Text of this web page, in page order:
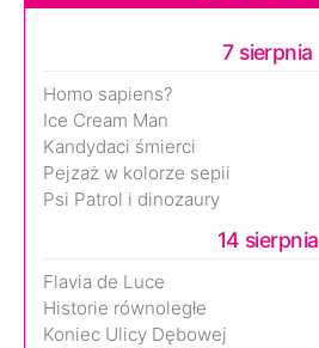
7 sierpnia
Homo sapiens?
Ice Cream Man
Kandydaci śmierci
Pejzaż w kolorze sepii
Psi Patrol i dinozaury
14 sierpnia
Flavia de Luce
Historie równoległe
Koniec Ulicy Dębowej